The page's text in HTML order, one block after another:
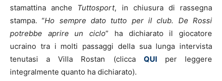
stamattina anche Tuttosport, in chiusura di rassegna
stampa. “Ho sempre dato tutto per il club. De Rossi
potrebbe aprire un ciclo” ha dichiarato il giocatore
ucraino tra i molti passaggi della sua lunga intervista
tenutasi a Villa Rostan (clicca QUIper leggere
integralmente quanto ha dichiarato).